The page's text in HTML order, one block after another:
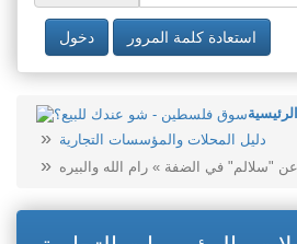
دخول استعادة كلمة المرور
دليل المحلات والمؤسسات التجارية
"سلالم" في الضفة » رام الله والبيره